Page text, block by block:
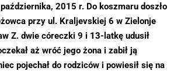
2015 r. Do koszmaru doszło
przy ul. Kraljevskiej 6 w Zielonje
Z. dwie córeczki 9 i 13-latkę udusił
aż wróć jego żona i zabił ją
pojechał do rodziców i powiesił się na